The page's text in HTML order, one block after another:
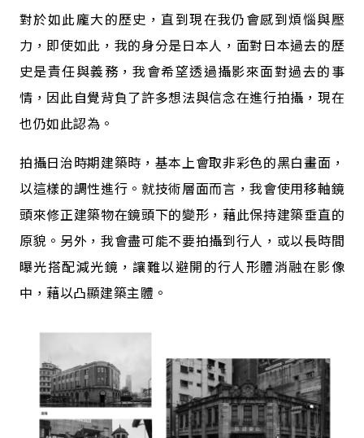
對於如此龐大的歷史，直到現在我仍會感到煩惱與壓
力，即使如此，我的身分是日本人，面對日本過去的歷
史是責任與義務，我會希望透過攝影來面對過去的事
情，因此自覺背負了許多想法與信念在進行拍攝，現在
也仍如此認為。
拍攝日治時期建築時，基本上會取非彩色的黑白畫面，
以這樣的調性進行。就技術層面而言，我會使用移軸鏡
頭來修正建築物在鏡頭下的變形，藉此保持建築垂直的
原貌。另外，我會盡可能不要拍攝到行人，或以長時間
曝光搭配減光鏡，讓難以避開的行人形體消融在影像
中，藉以凸顯建築主體。